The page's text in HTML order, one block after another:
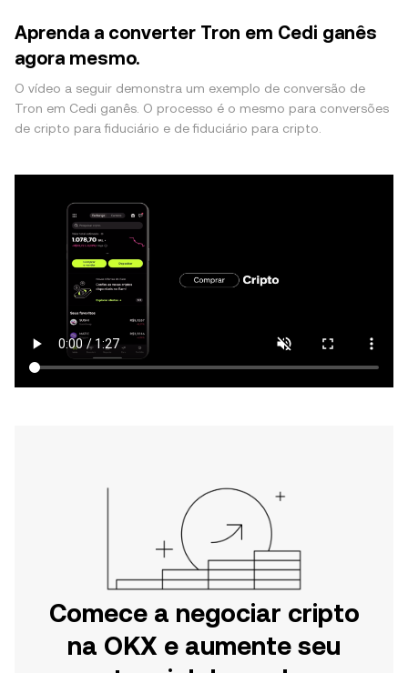
Aprenda a converter Tron em Cedi ganês
agora mesmo.
O vídeo a seguir demonstra um exemplo de conversão de
Tron em Cedi ganês. O processo é o mesmo para conversões
de cripto para fiduciário e de fiduciário para cripto.
Comece a negociar cripto
na OKX e aumente seu